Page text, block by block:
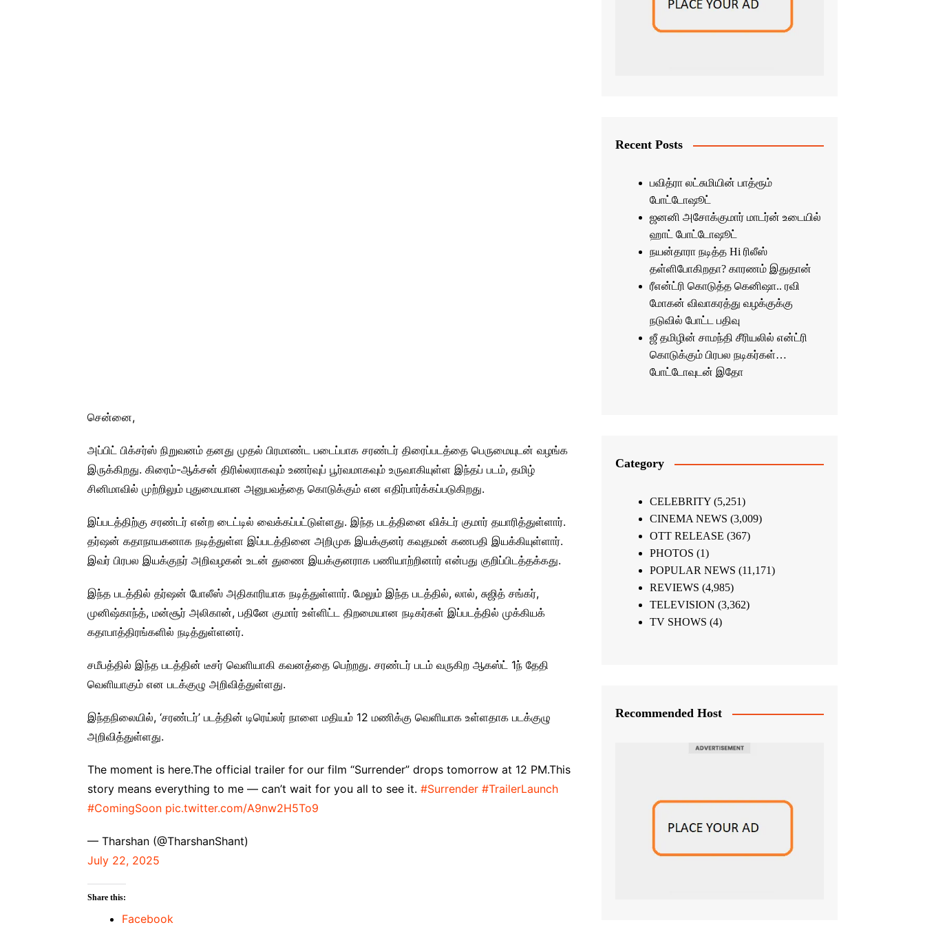
சென்னை,
அப்பிட் பிக்சர்ஸ் நிறுவனம் தனது முதல் பிரமாண்ட படைப்பாக சரண்டர் திரைப்படத்தை பெருமையுடன் வழங்க
இருக்கிறது. கிரைம்-ஆக்சன் திரில்லராகவும் உணர்வுப் பூர்வமாகவும் உருவாகியுள்ள இந்தப் படம், தமிழ்
சினிமாவில் முற்றிலும் புதுமையான அனுபவத்தை கொடுக்கும் என எதிர்பார்க்கப்படுகிறது.
இப்படத்திற்கு சரண்டர் என்ற டைட்டில் வைக்கப்பட்டுள்ளது. இந்த படத்தினை விக்டர் குமார் தயாரித்துள்ளார்.
தர்ஷன் கதாநாயகனாக நடித்துள்ள இப்படத்தினை அறிமுக இயக்குனர் கவுதமன் கணபதி இயக்கியுள்ளார்.
இவர் பிரபல இயக்குநர் அறிவழகன் உடன் துணை இயக்குனராக பணியாற்றினார் என்பது குறிப்பிடத்தக்கது.
இந்த படத்தில் தர்ஷன் போலீஸ் அதிகாரியாக நடித்துள்ளார். மேலும் இந்த படத்தில், லால், சுஜித் சங்கர்,
முனிஷ்காந்த், மன்சூர் அலிகான், பதினே குமார் உள்ளிட்ட திறமையான நடிகர்கள் இப்படத்தில் முக்கியக்
கதாபாத்திரங்களில் நடித்துள்ளனர்.
சமீபத்தில் இந்த படத்தின் டீசர் வெளியாகி கவனத்தை பெற்றது. சரண்டர் படம் வருகிற ஆகஸ்ட் 1ந் தேதி
வெளியாகும் என படக்குழு அறிவித்துள்ளது.
இந்தநிலையில், ‘சரண்டர்’ படத்தின் டிரெய்லர் நாளை மதியம் 12 மணிக்கு வெளியாக உள்ளதாக படக்குழு
அறிவித்துள்ளது.
The moment is here.The official trailer for our film “Surrender” drops tomorrow at 12 PM.This
story means everything to me — can’t wait for you all to see it. #Surrender #TrailerLaunch
#ComingSoon pic.twitter.com/A9nw2H5To9
— Tharshan (@TharshanShant)
July 22, 2025
Share this:
Facebook
Recent Posts
பவித்ரா லட்சுமியின் பாத்ரூம்
போட்டோஷூட்
ஜனனி அசோக்குமார் மாடர்ன் உடையில்
ஹாட் போட்டோஷூட்
நயன்தாரா நடித்த Hi ரிலீஸ்
தள்ளிபோகிறதா? காரணம் இதுதான்
ரீஎன்ட்ரி கொடுத்த கெனிஷா.. ரவி
மோகன் விவாகரத்து வழக்குக்கு
நடுவில் போட்ட பதிவு
ஜீ தமிழின் சாமந்தி சீரியலில் என்ட்ரி
கொடுக்கும் பிரபல நடிகர்கள்…
போட்டோவுடன் இதோ
Category
CELEBRITY(5,251)
CINEMA NEWS (3,009)
OTT RELEASE (367)
PHOTOS (1)
POPULAR NEWS (11,171)
REVIEWS (4,985)
TELEVISION (3,362)
TV SHOWS (4)
Recommended Host